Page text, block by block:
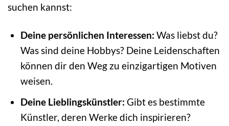
suchen kannst:
Deine persönlichen Interessen: Was liebst du?
Was sind deine Hobbys? Deine Leidenschaften
können dir den Weg zu einzigartigen Motiven
weisen.
Deine Lieblingskünstler: Gibt es bestimmte
Künstler, deren Werke dich inspirieren?